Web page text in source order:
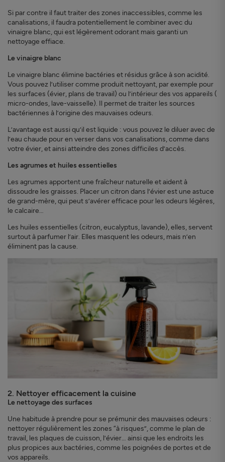
Si par contre il faut traiter des zones inaccessibles, comme les
canalisations, il faudra potentiellement le combiner avec du
vinaigre blanc, qui est légèrement odorant mais garanti un
nettoyage effiace.
Le vinaigre blanc
Le vinaigre blanc élimine bactéries et résidus grâce à son acidité.
Vous pouvez l’utiliser comme produit nettoyant, par exemple pour
les surfaces (évier, plans de travail) ou l’intérieur des vos appareils (
micro-ondes, lave-vaisselle). Il permet de traiter les sources
bactériennes à l’origine des mauvaises odeurs.
L’avantage est aussi qu’il est liquide : vous pouvez le diluer avec de
l’eau chaude pour en verser dans vos canalisations, comme dans
votre évier, et ainsi atteindre des zones difficiles d’accès.
Les agrumes et huiles essentielles
Les agrumes apportent une fraîcheur naturelle et aident à
dissoudre les graisses. Placer un citron dans l’évier est une astuce
de grand-mère, qui peut s’avérer efficace pour les odeurs légères,
le calcaire…
Les huiles essentielles (citron, eucalyptus, lavande), elles, servent
surtout à parfumer l’air. Elles masquent les odeurs, mais n’en
éliminent pas la cause.
2. Nettoyer efficacement la cuisine
Le nettoyage des surfaces
Une habitude à prendre pour se prémunir des mauvaises odeurs :
nettoyer régulièrement les zones “à risques”, comme le plan de
travail, les plaques de cuisson, l’évier… ainsi que les endroits les
plus propices aux bactéries, comme les poignées de portes et de
vos appareils.